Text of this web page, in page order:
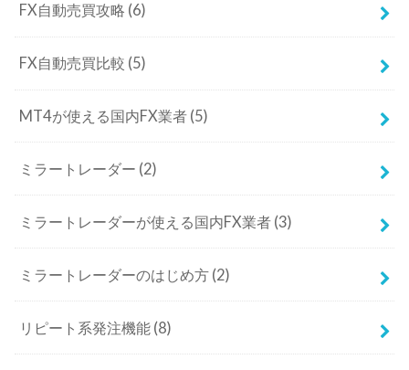
FX自動売買攻略 (6)
FX自動売買比較 (5)
MT4が使える国内FX業者 (5)
ミラートレーダー (2)
ミラートレーダーが使える国内FX業者 (3)
ミラートレーダーのはじめ方 (2)
リピート系発注機能 (8)